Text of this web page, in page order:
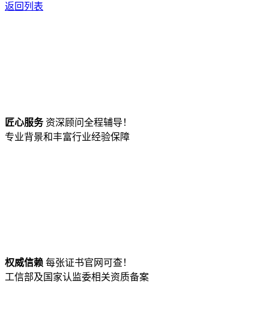
返回列表
匠心服务资深顾问全程辅导！
专业背景和丰富行业经验保障
权威信赖 每张证书官网可查！
工信部及国家认监委相关资质备案